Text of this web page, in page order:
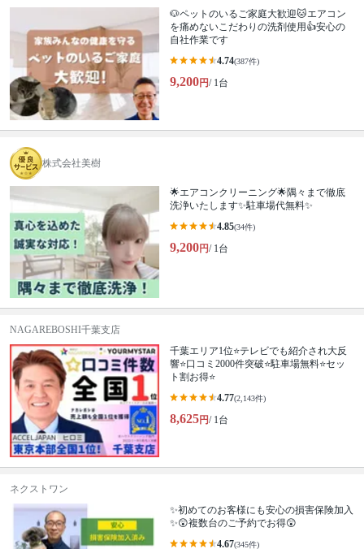
🐶ペットのいるご家庭大歓迎🐱エアコン
を痛めないこだわりの洗剤使用👍安心の
自社作業です
4.74(387件)
9,200円/ 1台
株式会社美樹
🌟エアコンクリーニング🌟隅々まで徹底
洗浄いたします✨駐車場代無料✨
4.85(34件)
9,200円/ 1台
NAGAREBOSHI千葉支店
千葉エリア1位⭐テレビでも紹介され大反
響⭐️口コミ2000件突破⭐️駐車場無料⭐セッ
ト割お得⭐
4.77(2,143件)
8,625円/ 1台
ネクストワン
✨初めてのお客様にも安心の損害保険加入
✨😲複数台のご予約でお得😲
4.67(345件)